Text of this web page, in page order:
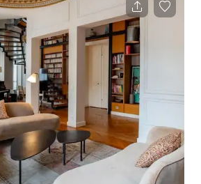
in center Paris,
will welcome you and take care of all
aspect. Victor will take care of the sound part, and C